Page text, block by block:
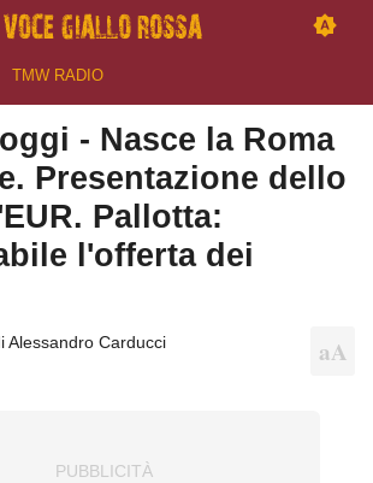
TMW RADIO
- Nasce la Roma
Presentazione dello
Pallotta:
l'offerta dei
Alessandro Carducci